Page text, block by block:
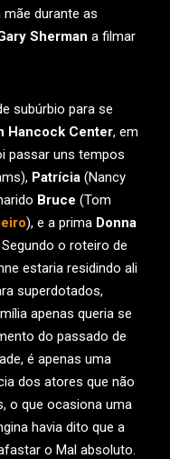
durante as
Sherman a filmar
subúrbio para se
Hancock Center, em
passar uns tempos
Patrícia (Nancy
Bruce (Tom
), e a prima Donna
Segundo o roteiro de
estaria residindo ali
superdotados,
apenas queria se
do passado de
é apenas uma
dos atores que não
o que ocasiona uma
havia dito que a
o Mal absoluto.